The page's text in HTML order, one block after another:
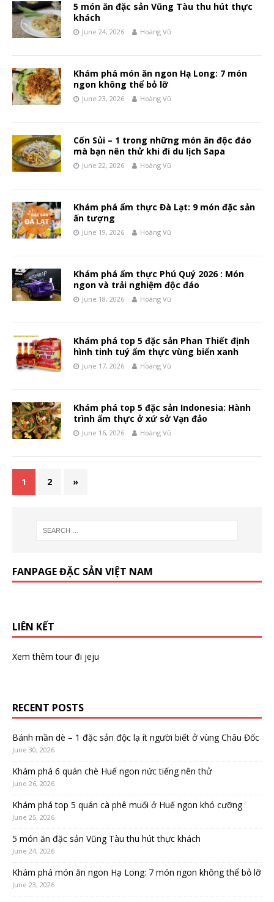
5 món ăn đặc sản Vũng Tàu thu hút thực
khách
June 24, 2026 Hoàng Vũ
Khám phá món ăn ngon Hạ Long: 7 món
ngon không thể bỏ lỡ
June 23, 2026 Hoàng Vũ
Cốn Sủi – 1 trong những món ăn độc đáo
mà bạn nên thử khi đi du lịch Sapa
June 22, 2026 Hoàng Vũ
Khám phá ẩm thực Đà Lạt: 9 món đặc sản
ấn tượng
June 19, 2026 Hoàng Vũ
Khám phá ẩm thực Phú Quý 2026 : Món
ngon và trải nghiệm độc đáo
June 18, 2026 Hoàng Vũ
Khám phá top 5 đặc sản Phan Thiết định
hình tinh tuý ẩm thực vùng biển xanh
June 17, 2026 Hoàng Vũ
Khám phá top 5 đặc sản Indonesia: Hành
trình ẩm thực ở xứ sở Vạn đảo
June 16, 2026 Hoàng Vũ
1 2 »
FANPAGE ĐẶC SẢN VIỆT NAM
LIÊN KẾT
Xem thêmtour đi jeju
RECENT POSTS
Bánh mần dè – 1 đặc sản độc lạ ít người biết ở vùng Châu Đốc
June 30, 2026
Khám phá 6 quán chè Huế ngon nức tiếng nên thử
June 26, 2026
Khám phá top 5 quán cà phê muối ở Huế ngon khó cưỡng
June 25, 2026
5 món ăn đặc sản Vũng Tàu thu hút thực khách
June 24, 2026
Khám phá món ăn ngon Hạ Long: 7 món ngon không thể bỏ lỡ
June 23, 2026